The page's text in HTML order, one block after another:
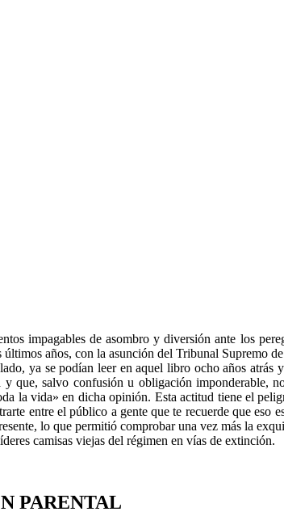
impagables de asombro y diversión ante los
años, con la asunción del Tribunal Supremo
ya se podían leer en aquel libro ocho años atrás
que, salvo confusión u obligación imponderable,
la vida» en dicha opinión. Esta actitud tiene el
entre el público a gente que te recuerde que eso
lo que permitió comprobar una vez más la
camisas viejas del régimen en vías de extinción.
PARENTAL